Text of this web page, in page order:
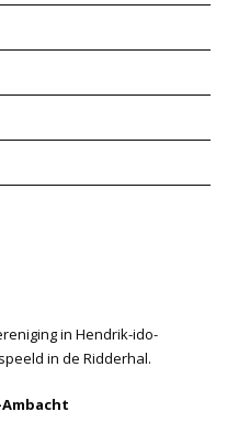
in Hendrik-ido-
in de Ridderhal.